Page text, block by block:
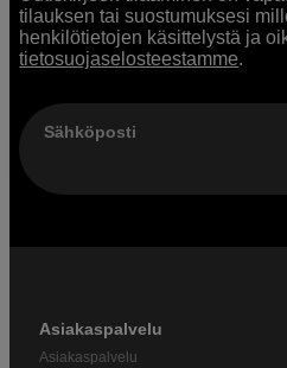
tilauksen tai suostumuksesi
henkilötietojen käsittelystä ja
tietosuojaselosteestamme.
Sähköposti
Asiakaspalvelu
Asiakaspalvelu